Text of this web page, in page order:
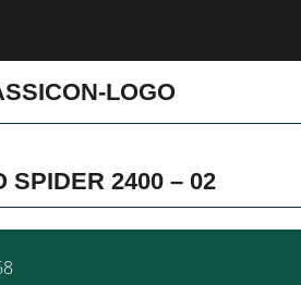
SPIDER 2400 – 02